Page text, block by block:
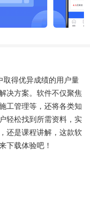
取得优异成绩的用户量
决方案。软件不仅聚焦
工管理等，还将各类知
轻松找到所需资料，实
，还是课程讲解，这款软
下载体验吧！